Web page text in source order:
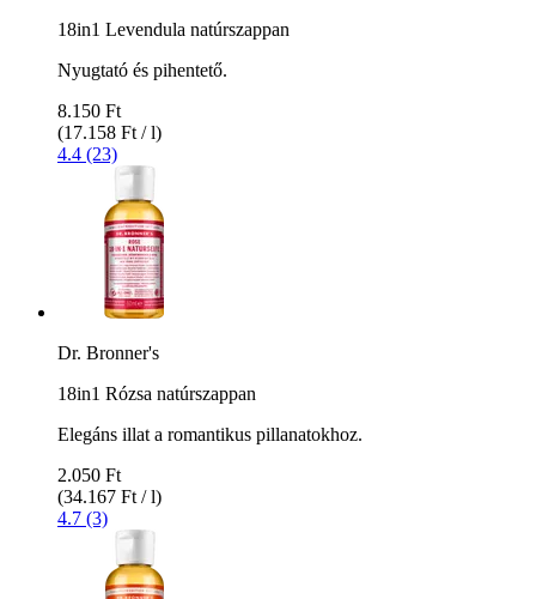
18in1 Levendula natúrszappan
Nyugtató és pihentető.
8.150 Ft
(17.158 Ft / l)
4.4 (23)
Dr. Bronner's
18in1 Rózsa natúrszappan
Elegáns illat a romantikus pillanatokhoz.
2.050 Ft
(34.167 Ft / l)
4.7 (3)